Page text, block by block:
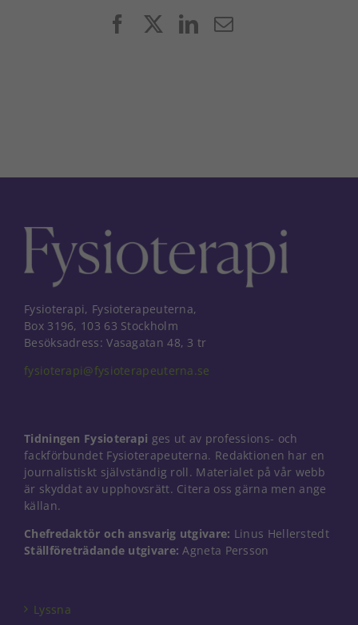
FacebookLinkedIn
E-
Fysioterapi, Fysioterapeuterna,
Box 3196, 103 63 Stockholm
Besöksadress: Vasagatan 48, 3 tr
fysioterapi@fysioterapeuterna.se
Tidningen Fysioterapi ges ut av professions- och
fackförbundet Fysioterapeuterna. Redaktionen har en
journalistiskt självständig roll. Materialet på vår webb
är skyddat av upphovsrätt. Citera oss gärna men ange
källan.
Chefredaktör och ansvarig utgivare: Linus Hellerstedt
Ställföreträdande utgivare: Agneta Persson
Lyssna
Nödvändiga